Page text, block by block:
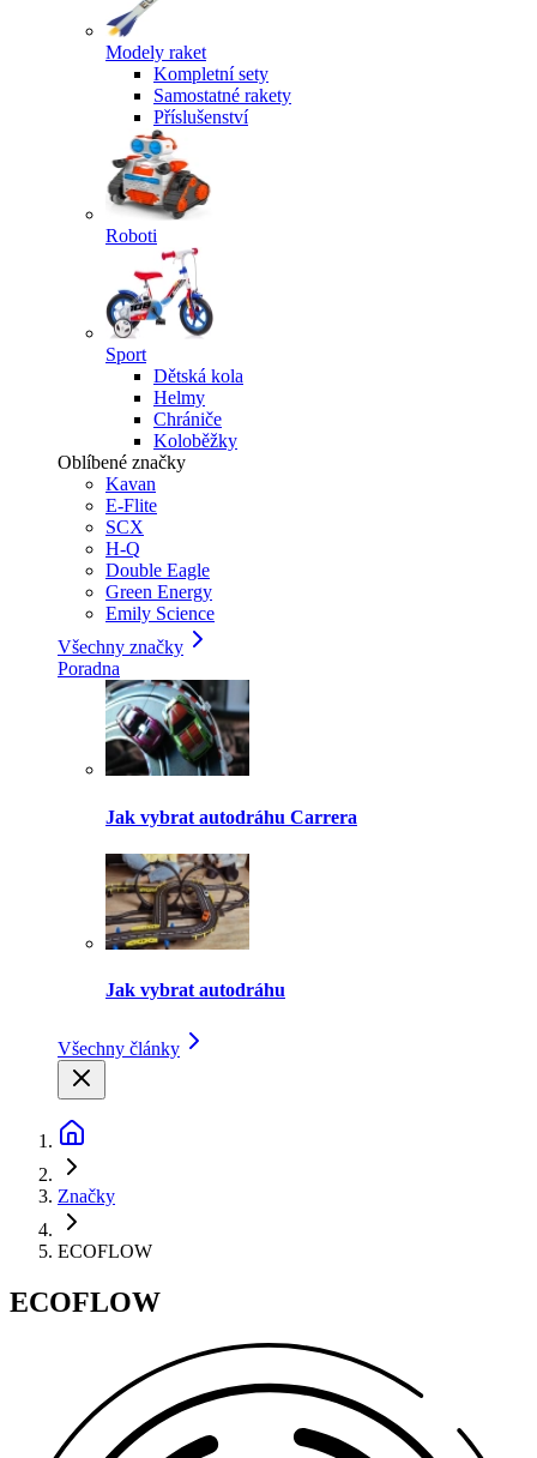
Modely raket
Kompletní sety
Samostatné rakety
Příslušenství
Roboti
Sport
Dětská kola
Helmy
Chrániče
Koloběžky
Oblíbené značky
Kavan
E-Flite
SCX
H-Q
Double Eagle
Green Energy
Emily Science
Všechny značky
Poradna
Jak vybrat autodráhu Carrera
Jak vybrat autodráhu
Všechny články
Značky
ECOFLOW
ECOFLOW